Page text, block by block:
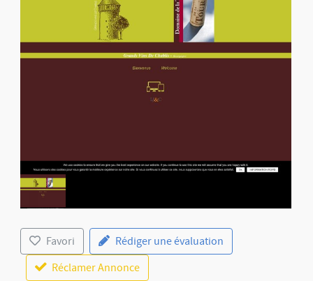
Favori
Rédiger une évaluation
Réclamer Annonce